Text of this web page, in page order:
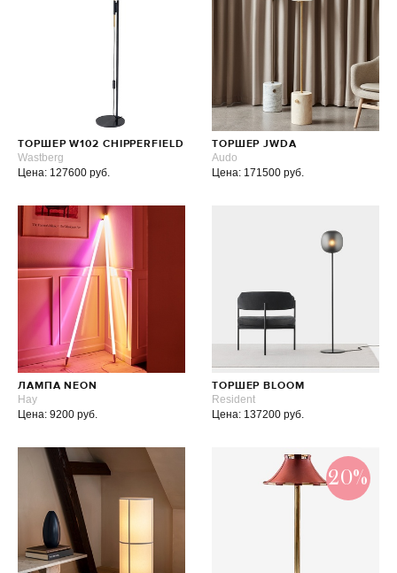
ТОРШЕР W102 CHIPPERFIELD
Wastberg
Цена: 127600 руб.
ТОРШЕР JWDA
Audo
Цена: 171500 руб.
ЛАМПА NEON
Hay
Цена: 9200 руб.
ТОРШЕР BLOOM
Resident
Цена: 137200 руб.
20%